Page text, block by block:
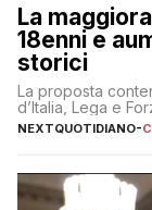
La
18enni e
storici
La proposta
d’Italia, Lega e
NEXTQUOTIDIANO-